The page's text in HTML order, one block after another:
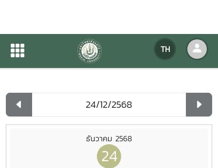
TH
ปฏิทินกิจกรรมของหน่วยงาน
ปฏิทินกิจกรรมของหน่วยงาน
ธันวาคม 2568
24